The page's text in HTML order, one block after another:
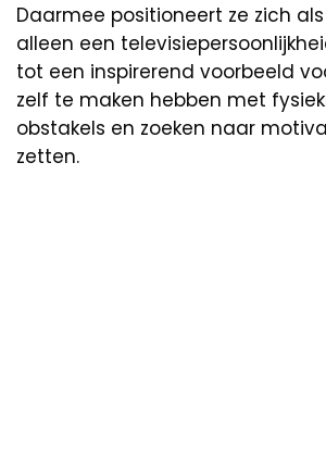
Daarmee positioneert ze zich
alleen een
tot een inspirerend voorbeeld
zelf te maken hebben met
obstakels en zoeken naar
zetten.